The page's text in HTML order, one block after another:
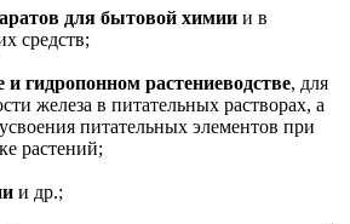
для бытовой химии и в
средств;
и гидропонном растениеводстве, для
железа в питательных растворах, а
питательных элементов при
растений;
и др.;